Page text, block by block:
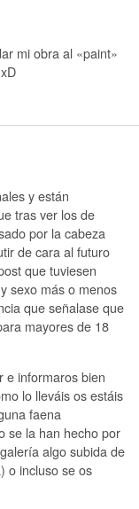
mi obra al «paint»
y están
tras ver los de
por la cabeza
de cara al futuro
que tuviesen
sexo más o menos
que señalase que
mayores de 18
e informaros bien
lo lleváis os estáis
faena
se la han hecho por
algo subida de
o incluso se os